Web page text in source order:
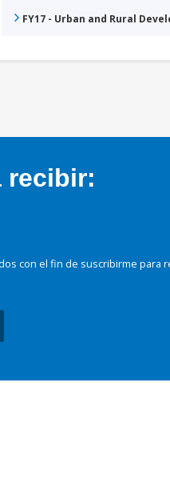
FY17 - Urban and Rural
recibir:
con el fin de suscribirme para